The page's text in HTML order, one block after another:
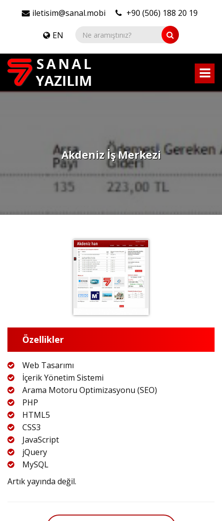
iletisim@sanal.mobi +90 (506) 188 20 19
EN
Akdeniz İş Merkezi
Özellikler
Web Tasarımı
İçerik Yönetim Sistemi
Arama Motoru Optimizasyonu (SEO)
PHP
HTML5
CSS3
JavaScript
jQuery
MySQL
Artık yayında değil.